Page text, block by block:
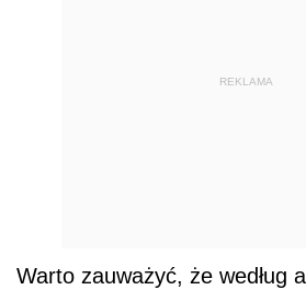
REKLAMA
Warto zauważyć, że według